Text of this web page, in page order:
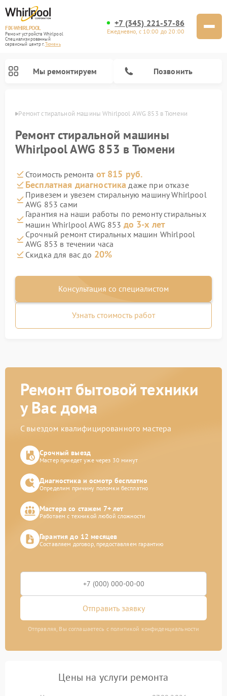
FIX-WHIRLPOOL
Ремонт устройств Whirlpool
Специализированный
cервисный центр г.Тюмень
+7 (345) 221-57-86
Ежедневно, с 10:00 до 20:00
Мы ремонтируем Позвонить
Ремонт стиральной машины Whirlpool AWG 853 в Тюмени
Ремонт стиральной машины
Whirlpool AWG 853 в Тюмени
Стоимость ремонта от 815 руб.
Бесплатная диагностика даже при отказе
Привезем и увезем стиральную машину Whirlpool
AWG 853 сами
Гарантия на наши работы по ремонту стиральных
машин Whirlpool AWG 853 до 3-х лет
Срочный ремонт стиральных машин Whirlpool
AWG 853 в течении часа
Скидка для вас до 20%
Консультация со специалистом
Узнать стоимость работ
Ремонт бытовой техники
у Вас дома
С выездом квалифицированного мастера
Срочный выезд
Мастер приедет уже через 30 минут
Диагностика и осмотр бесплатно
Определим причину поломки бесплатно
Мастера со стажем 7+ лет
Работаем с техникой любой сложности
Гарантия до 12 месяцев
Составляем договор, предоставляем гарантию
Отправить заявку
Отправляя, Вы соглашаетесь с политикой конфиденциальности
Цены на услуги ремонта